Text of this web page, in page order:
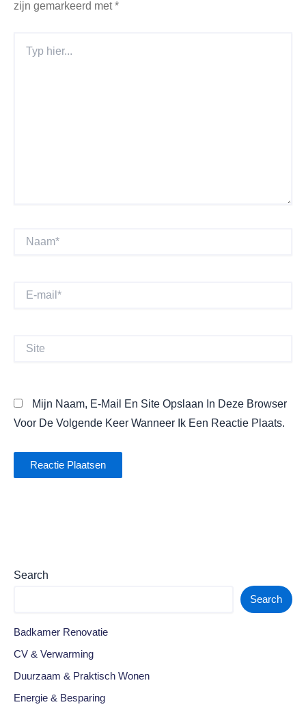
zijn gemarkeerd met*
Hier...
Naam*
Site
Mijn Naam, E-Mail En Site Opslaan In Deze Browser
Voor De Volgende Keer Wanneer Ik Een Reactie Plaats.
Search
Search
Badkamer Renovatie
CV & Verwarming
Duurzaam & Praktisch Wonen
Energie & Besparing